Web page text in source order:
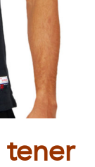
tener